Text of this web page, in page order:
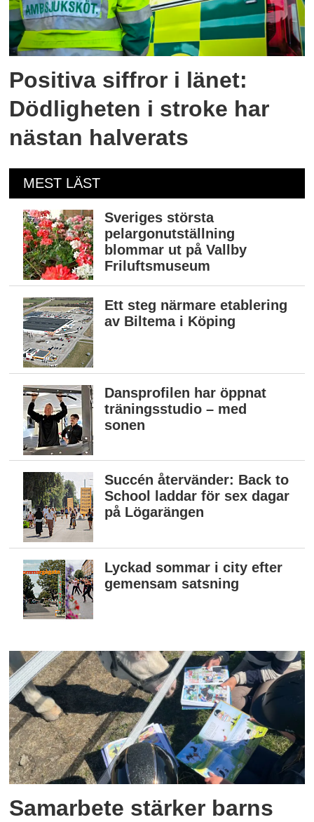
Positiva siffror i länet:
Dödligheten i stroke har
nästan halverats
MEST LÄST
Sveriges största
pelargonutställning
blommar ut på Vallby
Friluftsmuseum
Ett steg närmare etablering
av Biltema i Köping
Dansprofilen har öppnat
träningsstudio – med
sonen
Succén återvänder: Back to
School laddar för sex dagar
på Lögarängen
Lyckad sommar i city efter
gemensam satsning
Samarbete stärker barns